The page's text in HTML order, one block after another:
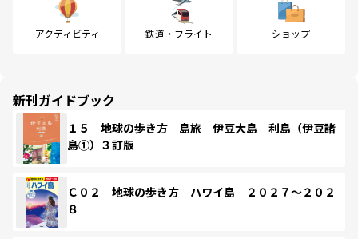
アクティビティ 鉄道・フライト ショップ
新刊ガイドブック
１５ 地球の歩き方 島旅 伊豆大島 利島（伊豆諸
島①）３訂版
Ｃ０２ 地球の歩き方 ハワイ島 ２０２７～２０２
８